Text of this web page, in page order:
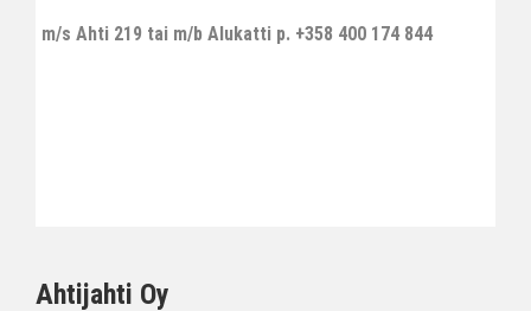
m/s Ahti 219 tai m/b Alukatti p. +358 400 174 844
Ahtijahti Oy